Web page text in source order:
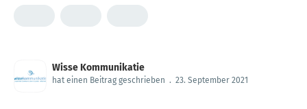
Wisse Kommunikatie
hat einen Beitrag geschrieben . 23. September 2021